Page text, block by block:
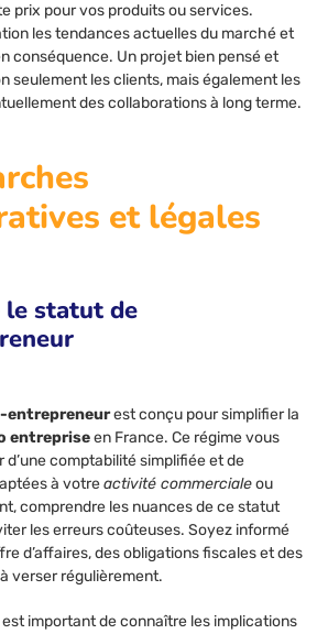
prix pour vos produits ou services.
les tendances actuelles du marché et
conséquence. Un projet bien pensé et
seulement les clients, mais également les
des collaborations à long terme.
et légales
le statut de
entrepreneurest conçu pour simplifier la
entrepriseen France. Ce régime vous
comptabilité simplifiée et de
à votreactivité commercialeou
comprendre les nuances de ce statut
les erreurs coûteuses. Soyez informé
d’affaires, des obligations fiscales et des
verser régulièrement.
important de connaître les implications